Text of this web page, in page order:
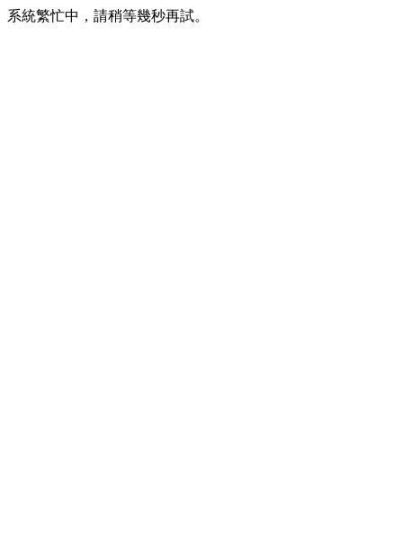
系統繁忙中，請稍等幾秒再試。